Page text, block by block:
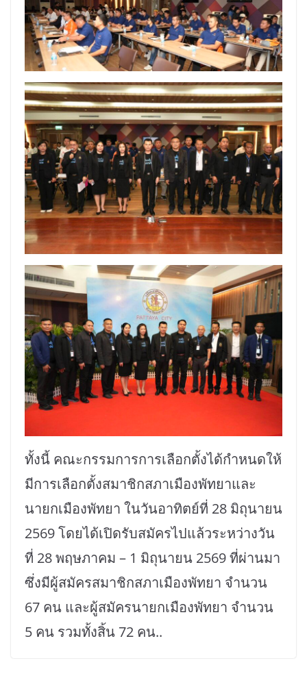
ทั้งนี้ คณะกรรมการการเลือกตั้งได้กำหนดให้
มีการเลือกตั้งสมาชิกสภาเมืองพัทยาและ
นายกเมืองพัทยา ในวันอาทิตย์ที่ 28 มิถุนายน
2569 โดยได้เปิดรับสมัครไปแล้วระหว่างวัน
ที่ 28 พฤษภาคม – 1 มิถุนายน 2569 ที่ผ่านมา
ซึ่งมีผู้สมัครสมาชิกสภาเมืองพัทยา จำนวน
67 คน และผู้สมัครนายกเมืองพัทยา จำนวน
5 คน รวมทั้งสิ้น 72 คน..